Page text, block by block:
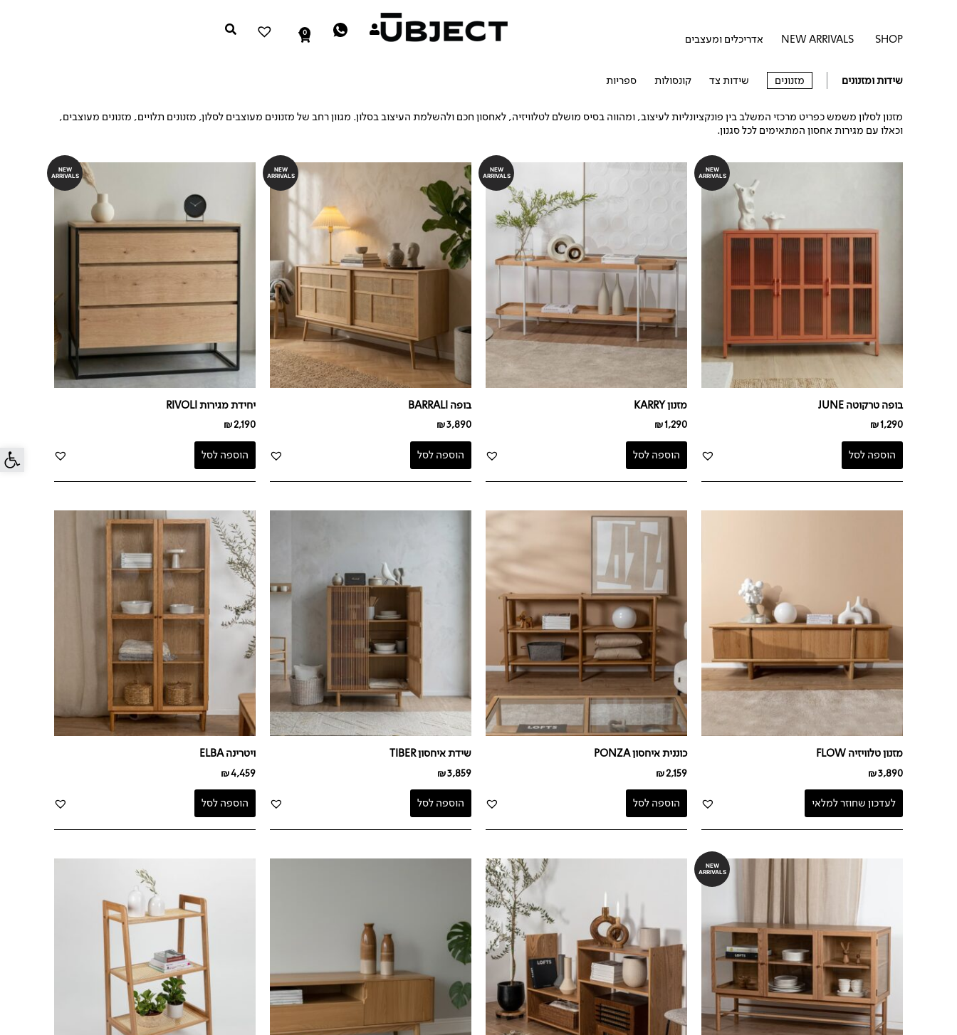
פתח
SHOP פתח SHOPNEW ARRIVALS אדריכלים ומעצבים 0
עגלת
קניות
שידות ומזנונים מזנונים שידות צד קונסולות ספריות
מזנון לסלון משמש כפריט מרכזי המשלב בין פונקציונליות לעיצוב, ומהווה בסיס מושלם לטלוויזיה, לאחסון חכם ולהשלמת העיצוב בסלון. מגוון רחב של מזנונים מעוצבים לסלון, מזנונים תלויים, מזנונים מעוצבים,
וכאלו עם מגירות אחסון המתאימים לכל סגנון.
NEW
ARRIVALS
בופה טרקוטה JUNE
₪1,290
הוספה לסל
NEW
ARRIVALS
מזנון KARRY
₪1,290
הוספה לסל
NEW
ARRIVALS
בופה BARRALI
₪3,890
הוספה לסל
NEW
ARRIVALS
יחידת מגירות RIVOLI
₪2,190
הוספה לסל
מזנון טלוויזיה FLOW
₪3,890
לעדכון שחוזר למלאי
כוננית איחסון PONZA
₪2,159
הוספה לסל
שידת איחסון TIBER
₪3,859
הוספה לסל
ויטרינה ELBA
₪4,459
הוספה לסל
NEW
ARRIVALS